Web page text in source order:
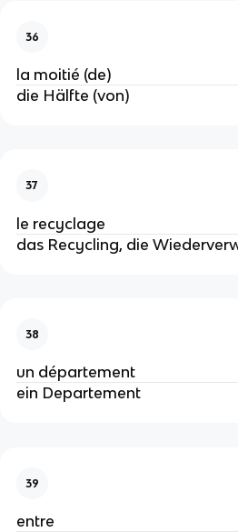
36
la moitié (de)
die Hälfte (von)
37
le recyclage
das Recycling, die
38
un département
ein Departement
39
entre